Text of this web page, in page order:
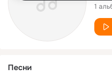
1
Песни